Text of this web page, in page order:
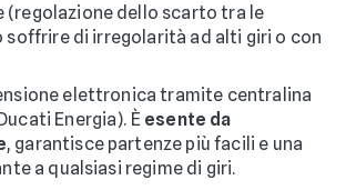
(regolazione dello scarto tra le
soffrire di irregolarità ad alti giri o con
elettronica tramite centralina
Energia). È esente da
, garantisce partenze più facili e una
a qualsiasi regime di giri.